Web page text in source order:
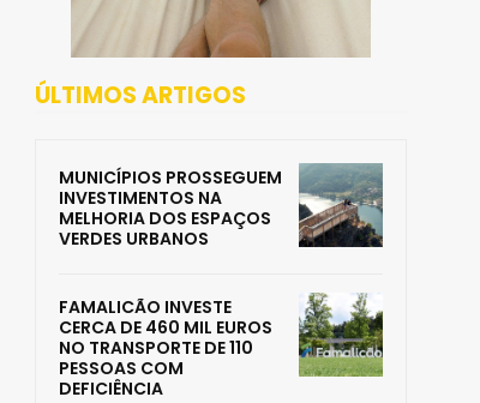
ÚLTIMOS ARTIGOS
MUNICÍPIOS PROSSEGUEM
INVESTIMENTOS NA
MELHORIA DOS ESPAÇOS
VERDES URBANOS
FAMALICÃO INVESTE
CERCA DE 460 MIL EUROS
NO TRANSPORTE DE 110
PESSOAS COM
DEFICIÊNCIA